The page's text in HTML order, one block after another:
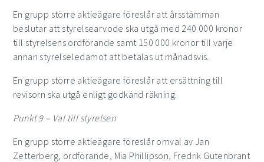
En grupp större aktieägare föreslår att årsstämman
beslutar att styrelsearvode ska utgå med 240 000 kronor
till styrelsens ordförande samt 150 000 kronor till varje
annan styrelseledamot att betalas ut månadsvis.
En grupp större aktieägare föreslår att ersättning till
revisorn ska utgå enligt godkänd räkning.
Punkt9– Val till styrelsen
En grupp större aktieägare föreslår omval av Jan
Zetterberg, ordförande, Mia Phillipson, Fredrik Gutenbrant